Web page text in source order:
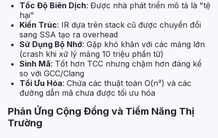
Tốc Độ Biên Dịch: Được nhà phát triển mô tả là "tệ
hại"
Kiến Trúc: IR dựa trên stack cũ được chuyển đổi
sang SSA tạo ra overhead
Sử Dụng Bộ Nhớ: Gặp khó khăn với các mảng lớn
(crash khi xử lý mảng 10 triệu phần tử)
Sinh Mã: Tốt hơn TCC nhưng chậm hơn đáng kể
so với GCC/Clang
Tối Ưu Hóa: Chứa các thuật toán O(n²) và các
đường dẫn mã chưa được tối ưu hóa
Phản Ứng Cộng Đồng và Tiềm Năng Thị
Trường